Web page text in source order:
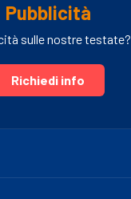
Pubblicità
sulle nostre testate?
Richiedi info